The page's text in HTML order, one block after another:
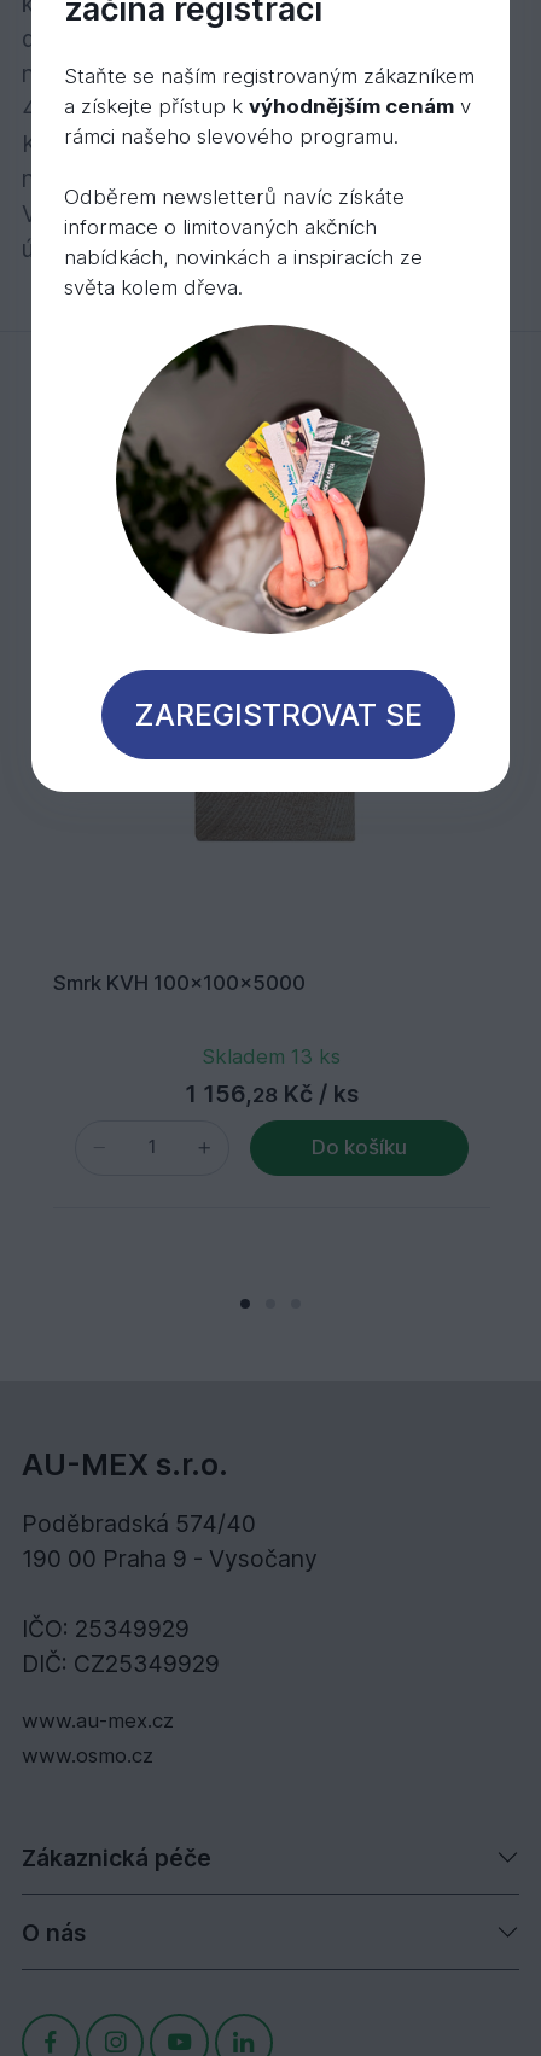
dle DIN 4074, S 10, Smrk, technicky sušeno
na 15 % +- 3%.
4 stranně hoblované, sražené hrany
KVH = Masivní konstrukční dřevo délkově
nastavované.
Veškeré profily s perem a drážkou uvádíme a
účtujeme za m2 včetně pera.
Mohlo by Vás zajímat
Sleva 20%
Smrk KVH 100x100x5000
Skladem 13 ks
1 156,28 Kč / ks
Do košíku
AU-MEX s.r.o.
Poděbradská 574/40
190 00 Praha 9 - Vysočany
IČO: 25349929
DIČ: CZ25349929
www.au-mex.cz
www.osmo.cz
Zákaznická péče
O nás
začíná registrací
Staňte se naším registrovaným zákazníkem
a získejte přístup k výhodnějším cenámv
rámci našeho slevového programu.
Odběrem newsletterů navíc získáte
informace o limitovaných akčních
nabídkách, novinkách a inspiracích ze
světa kolem dřeva.
ZAREGISTROVAT SE